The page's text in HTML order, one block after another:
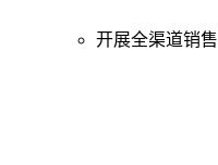
开展全渠道销售